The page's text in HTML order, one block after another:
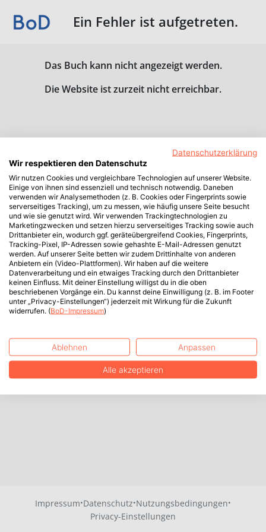
Ein Fehler ist aufgetreten.
Das Buch kann nicht angezeigt werden.
Die Website ist zurzeit nicht erreichbar.
Impressum·Datenschutz·Nutzungsbedingungen·
Privacy-Einstellungen
Datenschutzerklärung
Wir respektieren den Datenschutz
Wir nutzen Cookies und vergleichbare Technologien auf unserer Website.
Einige von ihnen sind essenziell und technisch notwendig. Daneben
verwenden wir Analysemethoden (z. B. Cookies oder Fingerprints sowie
serverseitiges Tracking), um zu messen, wie häufig unsere Seite besucht
und wie sie genutzt wird. Wir verwenden Trackingtechnologien zu
Marketingzwecken und setzen hierzu serverseitiges Tracking sowie auch
Drittanbieter ein, wodurch ggf. geräteübergreifend Cookies, Fingerprints,
Tracking-Pixel, IP-Adressen sowie gehashte E-Mail-Adressen genutzt
werden. Auf unserer Seite betten wir zudem Drittinhalte von anderen
Anbietern ein (Video-Plattformen). Wir haben auf die weitere
Datenverarbeitung und ein etwaiges Tracking durch den Drittanbieter
keinen Einfluss. Mit deiner Einstellung willigst du in die oben
beschriebenen Vorgänge ein. Du kannst deine Einwilligung (z. B. im Footer
unter „Privacy-Einstellungen“) jederzeit mit Wirkung für die Zukunft
widerrufen. (BoD-Impressum)
Ablehnen Anpassen
Alle akzeptieren